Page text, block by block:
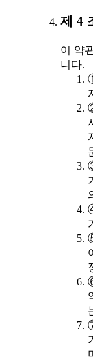
제 4
이 약
니다.